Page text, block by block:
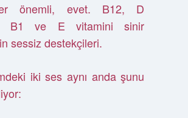
önemli, evet. B12, D
B1 ve E vitamini sinir
sessiz destekçileri.
iki ses aynı anda şunu